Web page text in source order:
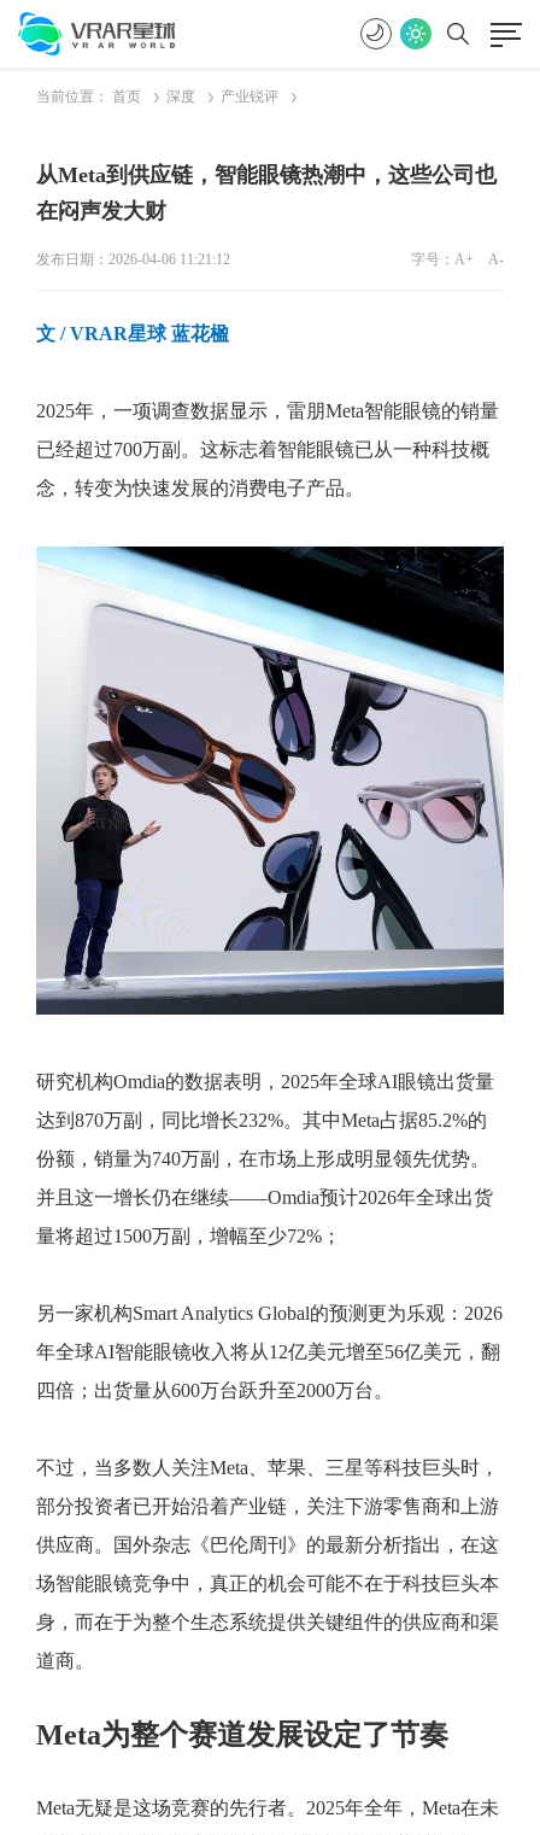
当前位置： 首页 深度 产业锐评
从Meta到供应链，智能眼镜热潮中，这些公司也
在闷声发大财
发布日期：2026-04-06 11:21:12 字号： A+ A-
文 / VRAR星球 蓝花楹
2025年，一项调查数据显示，雷朋Meta智能眼镜的销量
已经超过700万副。这标志着智能眼镜已从一种科技概
念，转变为快速发展的消费电子产品。
研究机构Omdia的数据表明，2025年全球AI眼镜出货量
达到870万副，同比增长232%。其中Meta占据85.2%的
份额，销量为740万副，在市场上形成明显领先优势。
并且这一增长仍在继续——Omdia预计2026年全球出货
量将超过1500万副，增幅至少72%；
另一家机构Smart Analytics Global的预测更为乐观：2026
年全球AI智能眼镜收入将从12亿美元增至56亿美元，翻
四倍；出货量从600万台跃升至2000万台。
不过，当多数人关注Meta、苹果、三星等科技巨头时，
部分投资者已开始沿着产业链，关注下游零售商和上游
供应商。国外杂志《巴伦周刊》的最新分析指出，在这
场智能眼镜竞争中，真正的机会可能不在于科技巨头本
身，而在于为整个生态系统提供关键组件的供应商和渠
道商。
Meta为整个赛道发展设定了节奏
Meta无疑是这场竞赛的先行者。2025年全年，Meta在未